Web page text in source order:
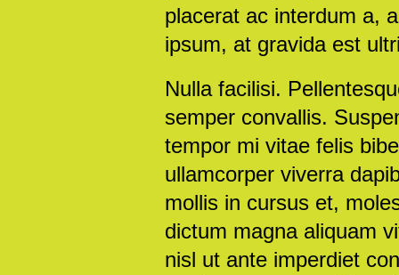
placerat ac interdum a,
ipsum, at gravida est
Nulla facilisi.
semper convallis.
tempor mi vitae felis
ullamcorper viverra
mollis in cursus et,
dictum magna aliquam
nisl ut ante imperdiet